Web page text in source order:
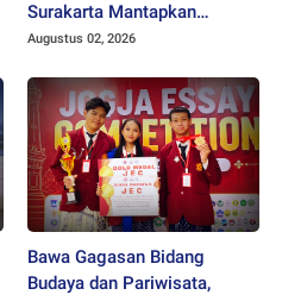
Surakarta Mantapkan
Langkah Bertransformasi
Augustus 02, 2026
Bawa Gagasan Bidang
Budaya dan Pariwisata,